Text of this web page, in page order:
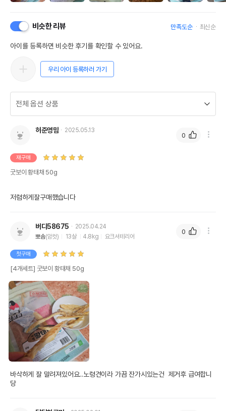
비슷한 리뷰 만족도순 최신순
아이를 등록하면 비슷한 후기를 확인할 수 있어요.
우리 아이 등록하러 가기
허준영맘 2025.05.13
재구매
굿보이 황태채 50g
저렴하게잘구매했습니다
0
버디58675
2025.04.24
뽀솜(암컷) 13살 4.8kg 요크셔테리어
첫구매
[4개세트] 굿보이 황태채 50g
바삭하게 잘 말려져있어요..노령견이라 가끔 잔가시있는건  제거후 급여합니
당
0